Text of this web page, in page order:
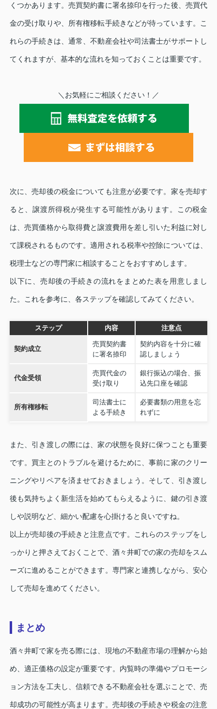
くつかあります。売買契約書に署名捺印を行った後、売買代
金の受け取りや、所有権移転手続きなどが待っています。こ
れらの手続きは、通常、不動産会社や司法書士がサポートし
てくれますが、基本的な流れを知っておくことは重要です。
＼お気軽にご相談ください！／
次に、売却後の税金についても注意が必要です。家を売却す
ると、譲渡所得税が発生する可能性があります。この税金
は、売買価格から取得費と譲渡費用を差し引いた利益に対し
て課税されるものです。適用される税率や控除については、
税理士などの専門家に相談することをおすすめします。
以下に、売却後の手続きの流れをまとめた表を用意しまし
た。これを参考に、各ステップを確認してみてください。
ステップ 内容 注意点
契約成立
売買契約書
に署名捺印
契約内容を十分に確
認しましょう
代金受領
売買代金の
受け取り
銀行振込の場合、振
込先口座を確認
所有権移転
司法書士に
よる手続き
必要書類の用意を忘
れずに
また、引き渡しの際には、家の状態を良好に保つことも重要
です。買主とのトラブルを避けるために、事前に家のクリー
ニングやリペアを済ませておきましょう。そして、引き渡し
後も気持ちよく新生活を始めてもらえるように、鍵の引き渡
しや説明など、細かい配慮を心掛けると良いですね。
以上が売却後の手続きと注意点です。これらのステップをし
っかりと押さえておくことで、酒々井町での家の売却をスム
ーズに進めることができます。専門家と連携しながら、安心
して売却を進めてください。
まとめ
酒々井町で家を売る際には、現地の不動産市場の理解から始
め、適正価格の設定が重要です。内覧時の準備やプロモーシ
ョン方法を工夫し、信頼できる不動産会社を選ぶことで、売
却成功の可能性が高まります。売却後の手続きや税金の注意